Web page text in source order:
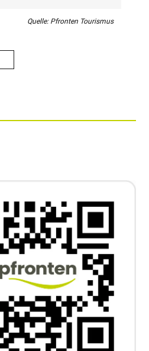
Quelle: Pfronten Tourismus